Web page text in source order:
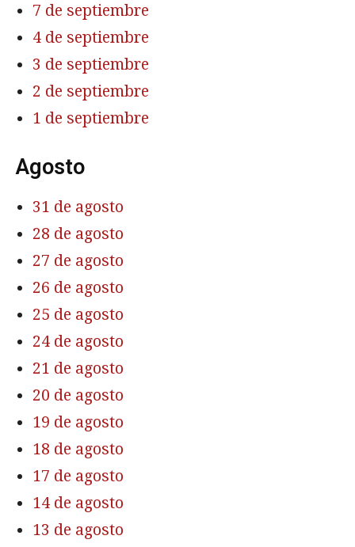
7 de septiembre
4 de septiembre
3 de septiembre
2 de septiembre
1 de septiembre
Agosto
31 de agosto
28 de agosto
27 de agosto
26 de agosto
25 de agosto
24 de agosto
21 de agosto
20 de agosto
19 de agosto
18 de agosto
17 de agosto
14 de agosto
13 de agosto